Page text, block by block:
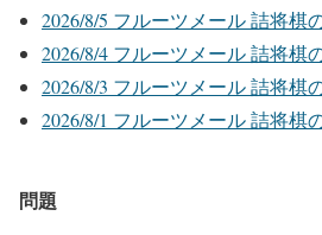
2026/8/5 フルーツメール 詰将棋
2026/8/4 フルーツメール 詰将棋
2026/8/3 フルーツメール 詰将棋
2026/8/1 フルーツメール 詰将棋
問題